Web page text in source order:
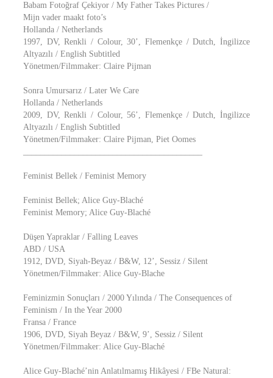
Babam Fotoğraf Çekiyor / My Father Takes Pictures /
Mijn vader maakt foto’s
Hollanda / Netherlands
1997, DV, Renkli / Colour, 30’, Flemenkçe / Dutch, İngilizce
Altyazılı / English Subtitled
Yönetmen/Filmmaker: Claire Pijman
Sonra Umursarız / Later We Care
Hollanda / Netherlands
2009, DV, Renkli / Colour, 56’, Flemenkçe / Dutch, İngilizce
Altyazılı / English Subtitled
Yönetmen/Filmmaker: Claire Pijman, Piet Oomes
Feminist Bellek / Feminist Memory
Feminist Bellek; Alice Guy-Blaché
Feminist Memory; Alice Guy-Blaché
Düşen Yapraklar / Falling Leaves
ABD / USA
1912, DVD, Siyah-Beyaz / B&W, 12’, Sessiz / Silent
Yönetmen/Filmmaker: Alice Guy-Blache
Feminizmin Sonuçları / 2000 Yılında / The Consequences of
Feminism / In the Year 2000
Fransa / France
1906, DVD, Siyah Beyaz / B&W, 9’, Sessiz / Silent
Yönetmen/Filmmaker: Alice Guy-Blaché
Alice Guy-Blaché’nin Anlatılmamış Hikâyesi / FBe Natural: